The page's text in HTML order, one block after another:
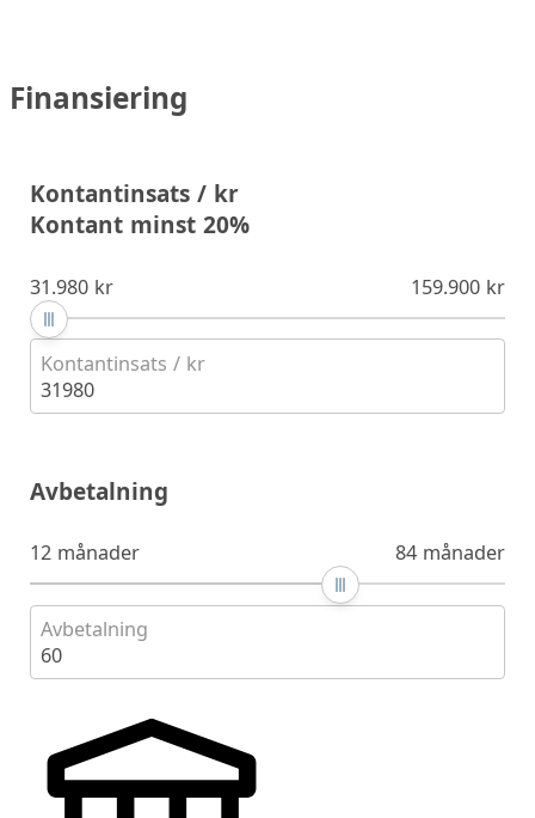
Finansiering
Kontantinsats / kr
Kontant minst 20%
31.980 kr 159.900 kr
Kontantinsats / kr
31980
Avbetalning
12 månader 84 månader
Avbetalning
60